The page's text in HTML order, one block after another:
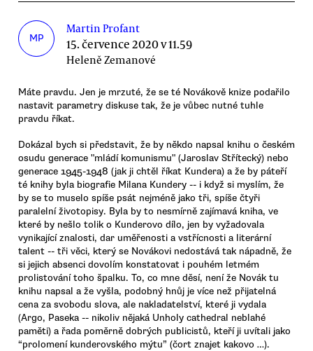
MP
Martin Profant
15. července 2020 v 11.59
Heleně Zemanové
Máte pravdu. Jen je mrzuté, že se té Novákově knize podařilo
nastavit parametry diskuse tak, že je vůbec nutné tuhle
pravdu říkat.
Dokázal bych si představit, že by někdo napsal knihu o českém
osudu generace "mládí komunismu" (Jaroslav Střítecký) nebo
generace 1945-1948 (jak ji chtěl říkat Kundera) a že by páteří
té knihy byla biografie Milana Kundery -- i když si myslím, že
by se to muselo spíše psát nejméně jako tři, spíše čtyři
paralelní životopisy. Byla by to nesmírně zajímavá kniha, ve
které by nešlo tolik o Kunderovo dílo, jen by vyžadovala
vynikající znalosti, dar uměřenosti a vstřícnosti a literární
talent -- tři věci, který se Novákovi nedostává tak nápadně, že
si jejich absenci dovolím konstatovat i pouhém letmém
prolistování toho špalku. To, co mne děsí, není že Novák tu
knihu napsal a že vyšla, podobný hnůj je více než přijatelná
cena za svobodu slova, ale nakladatelství, které ji vydala
(Argo, Paseka -- nikoliv nějaká Unholy cathedral neblahé
paměti) a řada poměrně dobrých publicistů, kteří ji uvítali jako
“prolomení kunderovského mýtu” (čort znajet kakovo …).